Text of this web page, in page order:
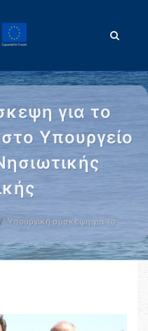
για το
Υπουργείο
Υπουργική σύσκεψη για το …